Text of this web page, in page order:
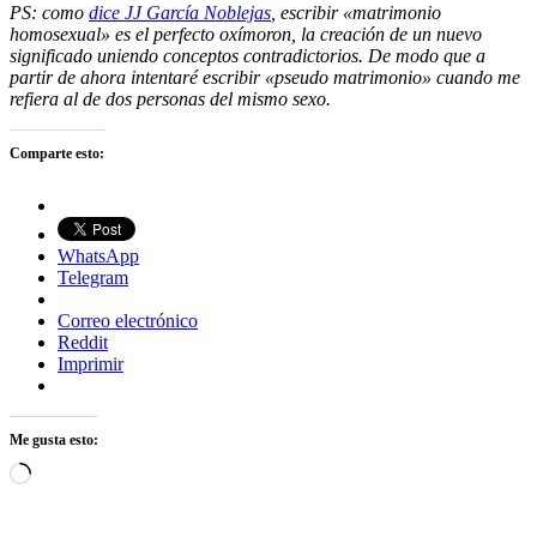
PS: como dice JJ García Noblejas , escribir «matrimonio
homosexual» es el perfecto oxímoron, la creación de un nuevo
significado uniendo conceptos contradictorios. De modo que a
partir de ahora intentaré escribir «pseudo matrimonio» cuando me
refiera al de dos personas del mismo sexo.
Comparte esto:
WhatsApp
Telegram
Correo electrónico
Reddit
Imprimir
Me gusta esto:
Cargando...